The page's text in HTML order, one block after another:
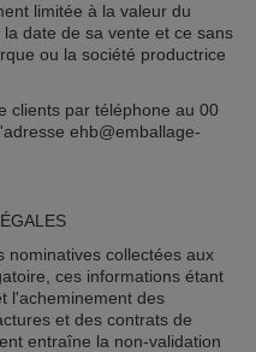
limitée à la valeur du
date de sa vente et ce sans
ou la société productrice
clients par téléphone au 00
ehb@emballage-
nominatives collectées aux
ces informations étant
l'acheminement des
et des contrats de
entraîne la non-validation